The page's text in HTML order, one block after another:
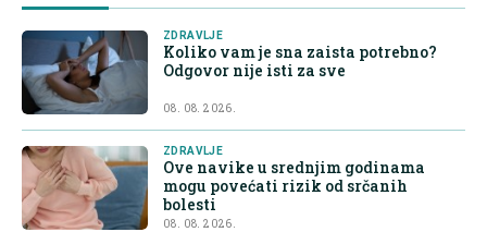
ZDRAVLJE
Koliko vam je sna zaista potrebno?
Odgovor nije isti za sve
08. 08. 2026.
ZDRAVLJE
Ove navike u srednjim godinama
mogu povećati rizik od srčanih
bolesti
08. 08. 2026.